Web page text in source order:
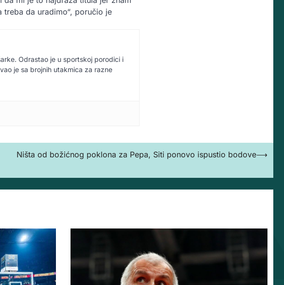
da uradimo“, poručio je
Odrastao je u sportskoj porodici i
je sa brojnih utakmica za razne
Ništa od božićnog poklona za Pepa, Siti ponovo ispustio bodove⟶